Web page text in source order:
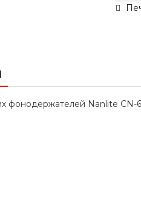
фонодержателей Nanlite CN-